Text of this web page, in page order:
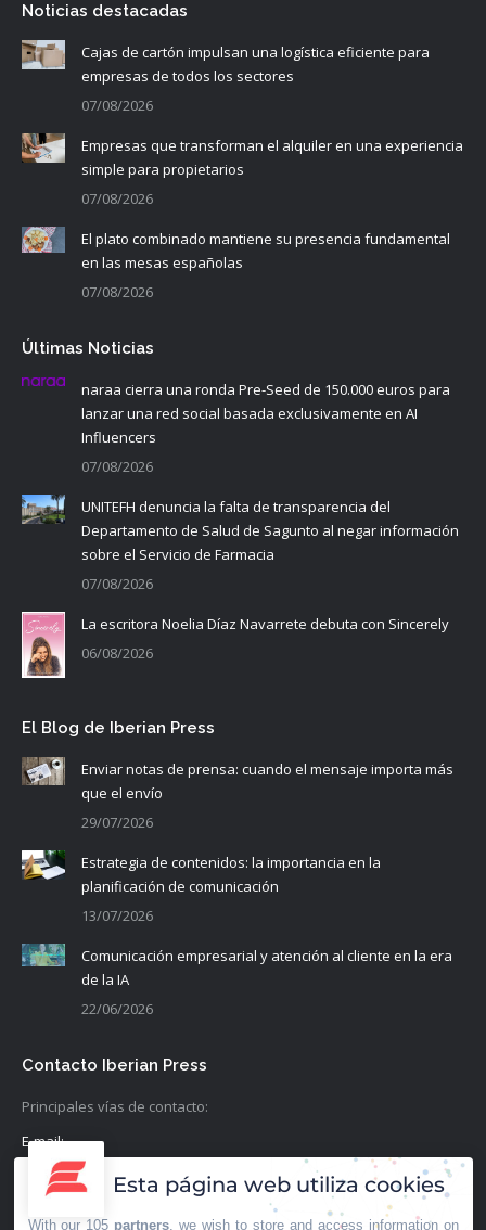
Noticias destacadas
Cajas de cartón impulsan una logística eficiente para
empresas de todos los sectores
07/08/2026
Empresas que transforman el alquiler en una experiencia
simple para propietarios
07/08/2026
El plato combinado mantiene su presencia fundamental
en las mesas españolas
07/08/2026
Últimas Noticias
naraa cierra una ronda Pre-Seed de 150.000 euros para
lanzar una red social basada exclusivamente en AI
Influencers
07/08/2026
UNITEFH denuncia la falta de transparencia del
Departamento de Salud de Sagunto al negar información
sobre el Servicio de Farmacia
07/08/2026
La escritora Noelia Díaz Navarrete debuta con Sincerely
06/08/2026
El Blog de Iberian Press
Enviar notas de prensa: cuando el mensaje importa más
que el envío
29/07/2026
Estrategia de contenidos: la importancia en la
planificación de comunicación
13/07/2026
Comunicación empresarial y atención al cliente en la era
de la IA
22/06/2026
Contacto Iberian Press
Principales vías de contacto:
E-mail:
info@iberianpress.es
Esta página web utiliza cookies
With our 105 partners , we wish to store and access information on